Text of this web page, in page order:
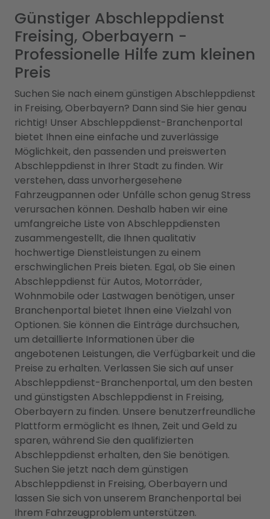
Günstiger Abschleppdienst
Freising, Oberbayern -
Professionelle Hilfe zum kleinen
Preis
Suchen Sie nach einem günstigen Abschleppdienst
in Freising, Oberbayern? Dann sind Sie hier genau
richtig! Unser Abschleppdienst-Branchenportal
bietet Ihnen eine einfache und zuverlässige
Möglichkeit, den passenden und preiswerten
Abschleppdienst in Ihrer Stadt zu finden. Wir
verstehen, dass unvorhergesehene
Fahrzeugpannen oder Unfälle schon genug Stress
verursachen können. Deshalb haben wir eine
umfangreiche Liste von Abschleppdiensten
zusammengestellt, die Ihnen qualitativ
hochwertige Dienstleistungen zu einem
erschwinglichen Preis bieten. Egal, ob Sie einen
Abschleppdienst für Autos, Motorräder,
Wohnmobile oder Lastwagen benötigen, unser
Branchenportal bietet Ihnen eine Vielzahl von
Optionen. Sie können die Einträge durchsuchen,
um detaillierte Informationen über die
angebotenen Leistungen, die Verfügbarkeit und die
Preise zu erhalten. Verlassen Sie sich auf unser
Abschleppdienst-Branchenportal, um den besten
und günstigsten Abschleppdienst in Freising,
Oberbayern zu finden. Unsere benutzerfreundliche
Plattform ermöglicht es Ihnen, Zeit und Geld zu
sparen, während Sie den qualifizierten
Abschleppdienst erhalten, den Sie benötigen.
Suchen Sie jetzt nach dem günstigen
Abschleppdienst in Freising, Oberbayern und
lassen Sie sich von unserem Branchenportal bei
Ihrem Fahrzeugproblem unterstützen.